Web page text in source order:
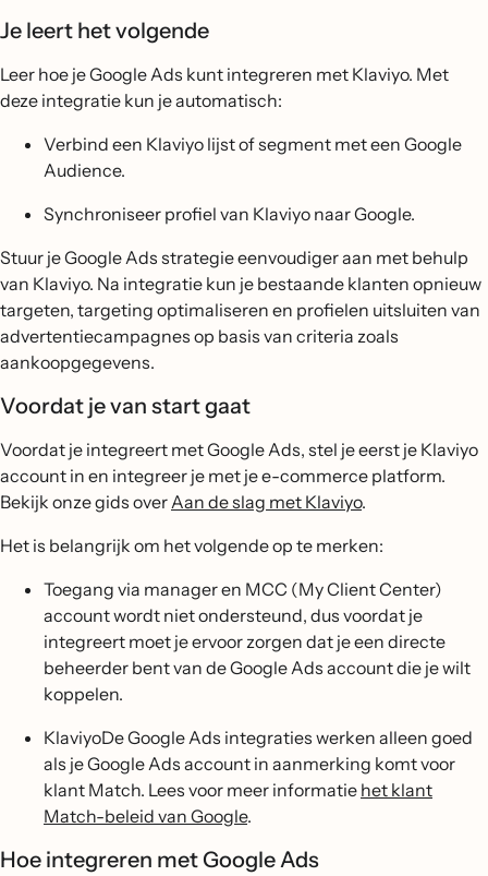
Je leert het volgende
Leer hoe je Google Ads kunt integreren met Klaviyo. Met
deze integratie kun je automatisch:
Verbind een Klaviyo lijst of segment met een Google
Audience.
Synchroniseer profiel van Klaviyo naar Google.
Stuur je Google Ads strategie eenvoudiger aan met behulp
van Klaviyo. Na integratie kun je bestaande klanten opnieuw
targeten, targeting optimaliseren en profielen uitsluiten van
advertentiecampagnes op basis van criteria zoals
aankoopgegevens.
Voordat je van start gaat
Voordat je integreert met Google Ads, stel je eerst je Klaviyo
account in en integreer je met je e-commerce platform.
Bekijk onze gids overAan de slag met Klaviyo.
Het is belangrijk om het volgende op te merken:
Toegang via manager en MCC (My Client Center)
account wordt niet ondersteund, dus voordat je
integreert moet je ervoor zorgen dat je een directe
beheerder bent van de Google Ads account die je wilt
koppelen.
KlaviyoDe Google Ads integraties werken alleen goed
als je Google Ads account in aanmerking komt voor
klant Match. Lees voor meer informatie het klant
Match-beleid van Google.
Hoe integreren met Google Ads